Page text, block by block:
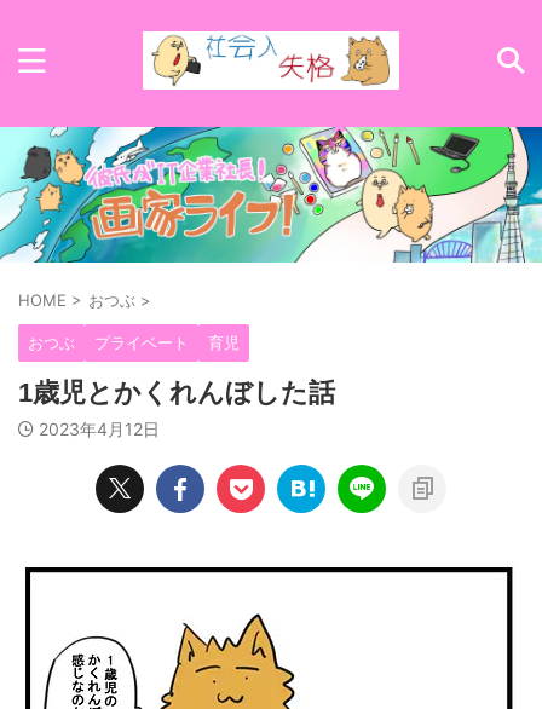
HOME > おつぶ >
おつぶ プライベート 育児
1歳児とかくれんぼした話
2023年4月12日